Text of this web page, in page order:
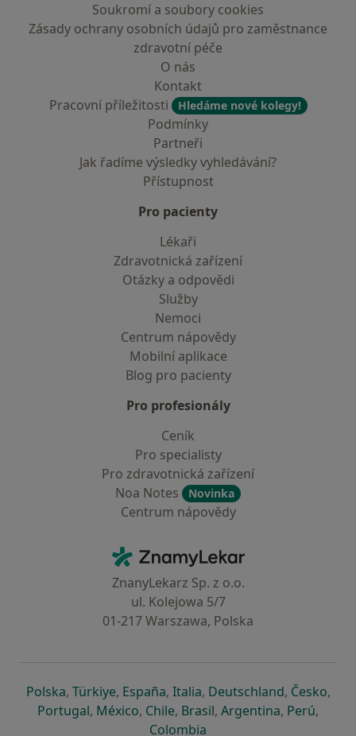
Soukromí a soubory cookies
Zásady ochrany osobních údajů pro zaměstnance
zdravotní péče
O nás
Kontakt
Pracovní příležitosti
Hledáme nové kolegy!
Podmínky
Partneři
Jak řadíme výsledky vyhledávání?
Přístupnost
Pro pacienty
Lékaři
Zdravotnická zařízení
Otázky a odpovědi
Služby
Nemoci
Centrum nápovědy
Mobilní aplikace
Blog pro pacienty
Pro profesionály
Ceník
Pro specialisty
Pro zdravotnická zařízení
Noa Notes
Novinka
Centrum nápovědy
ZnamyLekar - Hlavní stránka
ZnanyLekarz Sp. z o.o.
ul. Kolejowa 5/7
01-217 Warszawa, Polska
Polskase otevře v nové záložce
, Türkiyese otevře v nové záložce
, Españase otevře v nové záložce
, Italiase otevře v nové záložce
, Deutschlandse otevře v
, Českose
,
Portugalse otevře v nové záložce
, Méxicose otevře v nové záložce
, Chilese otevře v nové záložce
, Brasilse otevře v nové
, Argentinase otevře v
, Perúse
,
Colombia